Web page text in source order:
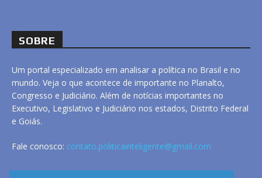
SOBRE
Um portal especializado em analisar a política no Brasil e no
mundo. Veja o que acontece de importante no Planalto,
Congresso e Judiciário. Além de notícias importantes no
Executivo, Legislativo e Judiciário nos estados, Distrito Federal
e Goiás.
Fale conosco: contato.politicainteligente@gmail.com